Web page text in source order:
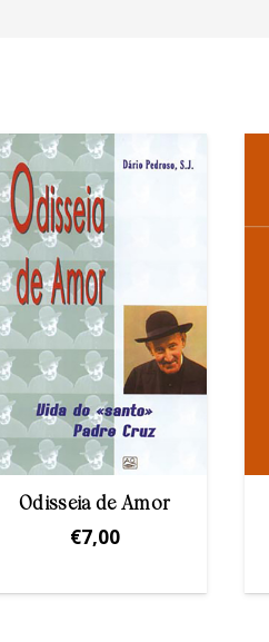
Odisseia de Amor
€7,00